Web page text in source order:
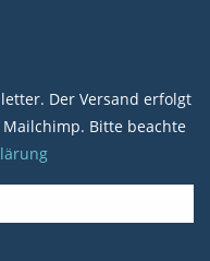
Der Versand erfolgt
Bitte beachte